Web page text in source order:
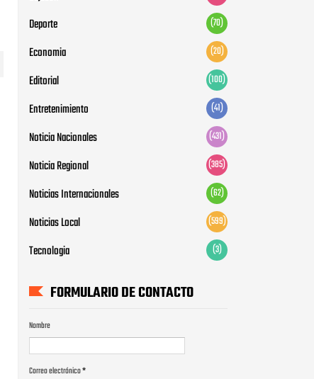
Deporte (70)
Economia (20)
Editorial (100)
Entretenimiento (41)
Noticia Nacionales (431)
Noticia Regional (385)
Noticias Internacionales (62)
Noticias Local (599)
Tecnologia (3)
FORMULARIO DE CONTACTO
Nombre
Correo electrónico*